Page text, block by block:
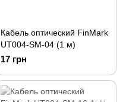
Кабель оптический FinMark
UT004-SM-04 (1 м)
17 грн